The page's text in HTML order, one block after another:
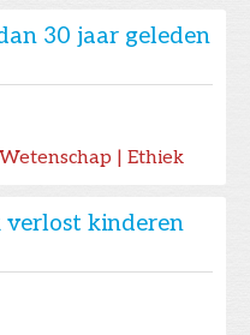
30 jaar geleden
| Ethiek
verlost kinderen